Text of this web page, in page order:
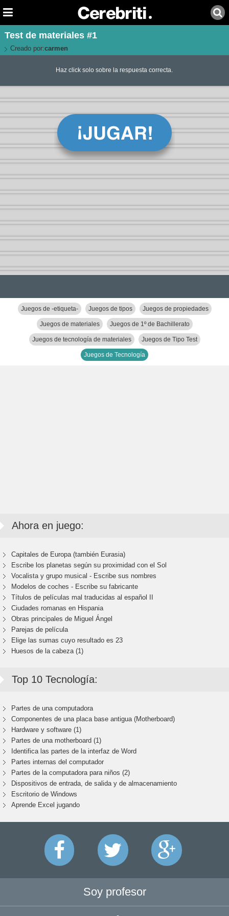
Test de materiales #1
Creado por:carmen
Haz click solo sobre la respuesta correcta.
Juegos de -etiqueta- Juegos de tipos Juegos de propiedades
Juegos de materiales Juegos de 1º de Bachillerato
Juegos de tecnología de materiales Juegos de Tipo Test
Juegos de Tecnología
Ahora en juego:
Capitales de Europa (también Eurasia)
Escribe los planetas según su proximidad con el Sol
Vocalista y grupo musical - Escribe sus nombres
Modelos de coches - Escribe su fabricante
Títulos de películas mal traducidas al español II
Ciudades romanas en Hispania
Obras principales de Miguel Ángel
Parejas de película
Elige las sumas cuyo resultado es 23
Huesos de la cabeza (1)
Top 10 Tecnología:
Partes de una computadora
Componentes de una placa base antigua (Motherboard)
Hardware y software (1)
Partes de una motherboard (1)
Identifica las partes de la interfaz de Word
Partes internas del computador
Partes de la computadora para niños (2)
Dispositivos de entrada, de salida y de almacenamiento
Escritorio de Windows
Aprende Excel jugando
Soy profesor